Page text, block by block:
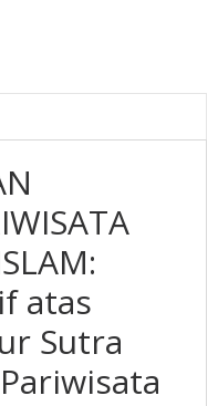
Kebangkitan
Jalur
Sutra
atas
Sutra